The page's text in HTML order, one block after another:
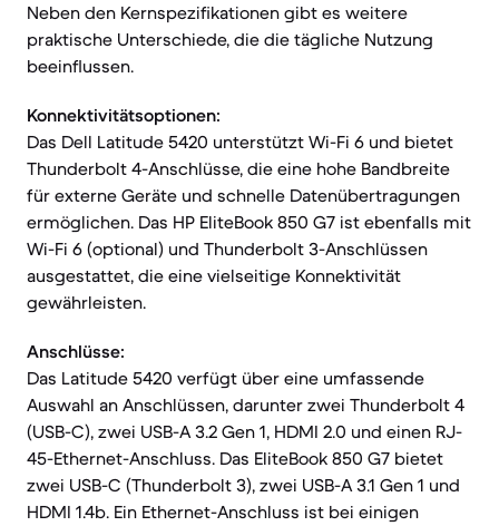
Neben den Kernspezifikationen gibt es weitere
praktische Unterschiede, die die tägliche Nutzung
beeinflussen.
Konnektivitätsoptionen:
Das Dell Latitude 5420 unterstützt Wi-Fi 6 und bietet
Thunderbolt 4-Anschlüsse, die eine hohe Bandbreite
für externe Geräte und schnelle Datenübertragungen
ermöglichen. Das HP EliteBook 850 G7 ist ebenfalls mit
Wi-Fi 6 (optional) und Thunderbolt 3-Anschlüssen
ausgestattet, die eine vielseitige Konnektivität
gewährleisten.
Anschlüsse:
Das Latitude 5420 verfügt über eine umfassende
Auswahl an Anschlüssen, darunter zwei Thunderbolt 4
(USB-C), zwei USB-A 3.2 Gen 1, HDMI 2.0 und einen RJ-
45-Ethernet-Anschluss. Das EliteBook 850 G7 bietet
zwei USB-C (Thunderbolt 3), zwei USB-A 3.1 Gen 1 und
HDMI 1.4b. Ein Ethernet-Anschluss ist bei einigen